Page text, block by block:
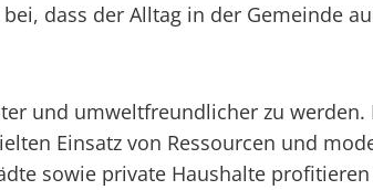
dass der Alltag in der Gemeinde
und umweltfreundlicher zu werden.
Einsatz von Ressourcen und
sowie private Haushalte